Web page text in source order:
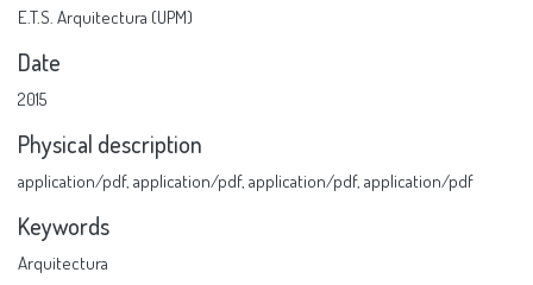
E.T.S. Arquitectura (UPM)
Date
2015
Physical description
application/pdf, application/pdf, application/pdf, application/pdf
Keywords
Arquitectura